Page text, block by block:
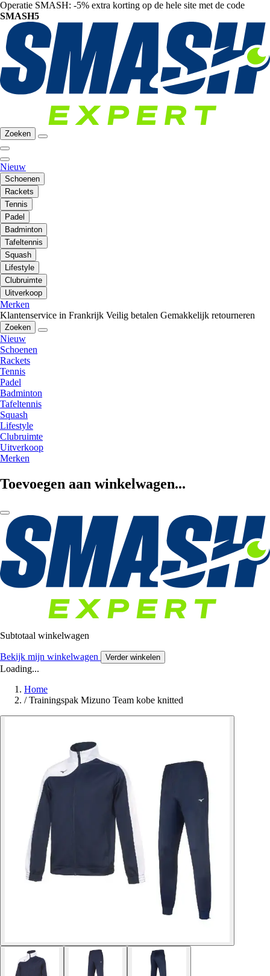
Operatie SMASH: -5% extra korting op de hele site met de code
SMASH5
Zoeken
Nieuw
Schoenen
Rackets
Tennis
Padel
Badminton
Tafeltennis
Squash
Lifestyle
Clubruimte
Uitverkoop
Merken
Klantenservice in Frankrijk Veilig betalen Gemakkelijk retourneren
Zoeken
Nieuw
Schoenen
Rackets
Tennis
Padel
Badminton
Tafeltennis
Squash
Lifestyle
Clubruimte
Uitverkoop
Merken
Toevoegen aan winkelwagen...
Subtotaal winkelwagen
Bekijk mijn winkelwagen Verder winkelen
Loading...
Home
/ Trainingspak Mizuno Team kobe knitted